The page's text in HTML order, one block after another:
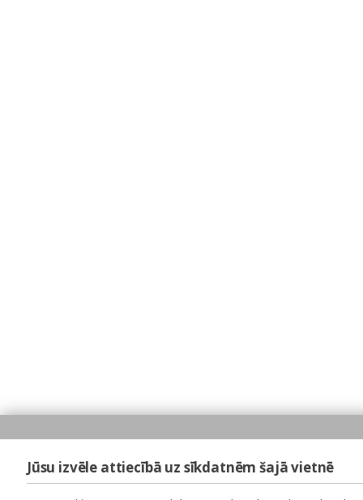
Jūsu izvēle attiecībā uz sīkdatnēm šajā vietnē